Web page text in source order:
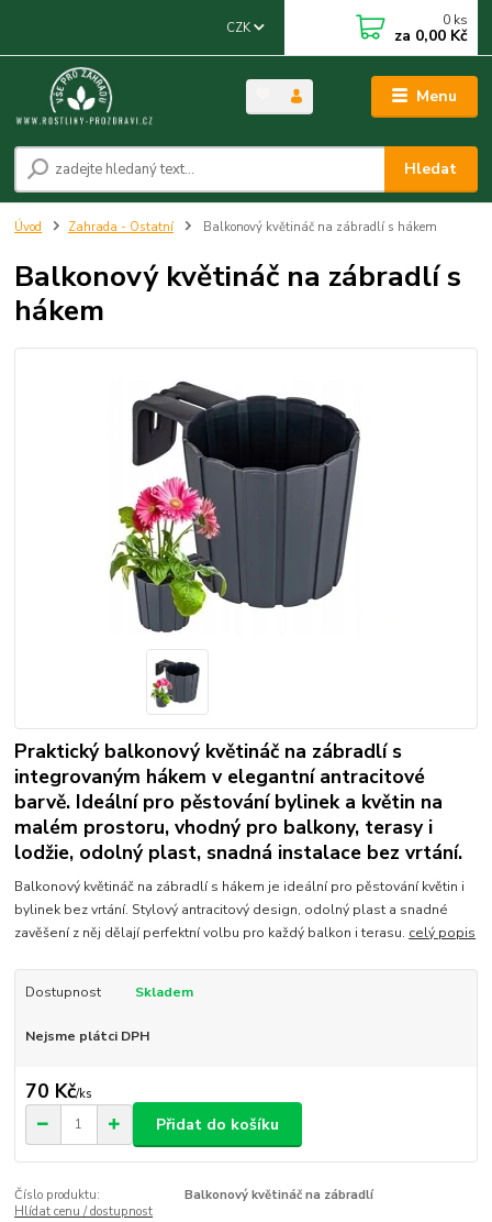
Menu
CZK
Hledat
0 ks
za 0,00 Kč
Úvod Zahrada - Ostatní Balkonový květináč na zábradlí s hákem
Balkonový květináč na zábradlí s
hákem
Praktický balkonový květináč na zábradlí s
integrovaným hákem v elegantní antracitové
barvě. Ideální pro pěstování bylinek a květin na
malém prostoru, vhodný pro balkony, terasy i
lodžie, odolný plast, snadná instalace bez vrtání.
Balkonový květináč na zábradlí s hákem je ideální pro pěstování květin i
bylinek bez vrtání. Stylový antracitový design, odolný plast a snadné
zavěšení z něj dělají perfektní volbu pro každý balkon i terasu. celý popis
Dostupnost Skladem
Nejsme plátci DPH
70 Kč/ks
Přidat do košíku
Číslo produktu:
Balkonový květináč na zábradlí
Hlídat cenu / dostupnost